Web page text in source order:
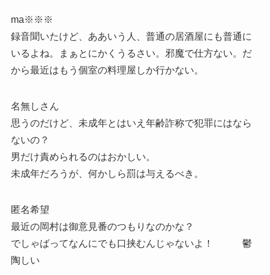
ma※※※
録音聞いたけど、ああいう人、普通の居酒屋にも普通に
いるよね。まぁとにかくうるさい。邪魔で仕方ない。だ
から最近はもう個室の料理屋しか行かない。
名無しさん
思うのだけど、未成年とはいえ年齢詐称で犯罪にはなら
ないの？
男だけ責められるのはおかしい。
未成年だろうが、何かしら罰は与えるべき。
匿名希望
最近の岡村は御意見番のつもりなのかな？
でしゃばってなんにでも口挟むんじゃないよ！ 鬱
陶しい